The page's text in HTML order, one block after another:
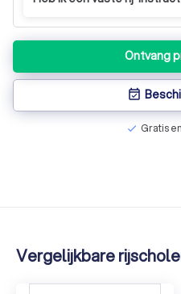
geslaagd met 50 rijlessen,
daargelaten).
Ontvang
event_available
check Gratis
Vergelijkbare